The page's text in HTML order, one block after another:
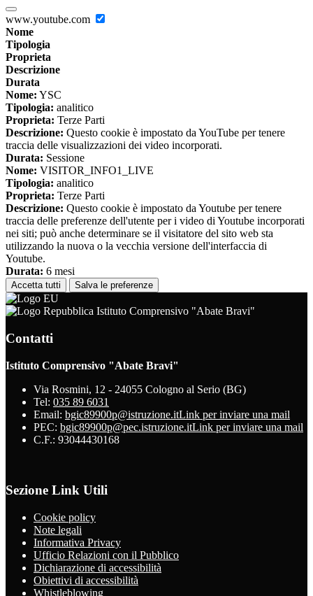
www.youtube.com
Nome
Tipologia
Proprieta
Descrizione
Durata
Nome: YSC
Tipologia: analitico
Proprieta: Terze Parti
Descrizione: Questo cookie è impostato da YouTube per tenere
traccia delle visualizzazioni dei video incorporati.
Durata: Sessione
Nome: VISITOR_INFO1_LIVE
Tipologia: analitico
Proprieta: Terze Parti
Descrizione: Questo cookie è impostato da Youtube per tenere
traccia delle preferenze dell'utente per i video di Youtube incorporati
nei siti; può anche determinare se il visitatore del sito web sta
utilizzando la nuova o la vecchia versione dell'interfaccia di
Youtube.
Durata: 6 mesi
Accetta tutti Salva le preferenze
Istituto Comprensivo "Abate Bravi"
Contatti
Istituto Comprensivo "Abate Bravi"
Via Rosmini, 12 - 24055 Cologno al Serio (BG)
Tel: 035 89 6031
Email: bgic89900p@istruzione.itLink per inviare una mail
PEC: bgic89900p@pec.istruzione.itLink per inviare una mail
C.F.: 93044430168
Sezione Link Utili
Cookie policy
Note legali
Informativa Privacy
Ufficio Relazioni con il Pubblico
Dichiarazione di accessibilità
Obiettivi di accessibilità
Whistleblowing